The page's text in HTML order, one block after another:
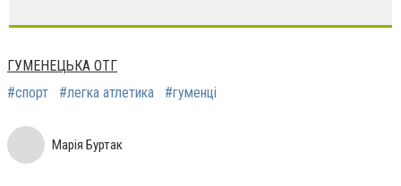
ГУМЕНЕЦЬКА ОТГ
#спорт
#легка атлетика #гуменці
Марія Буртак